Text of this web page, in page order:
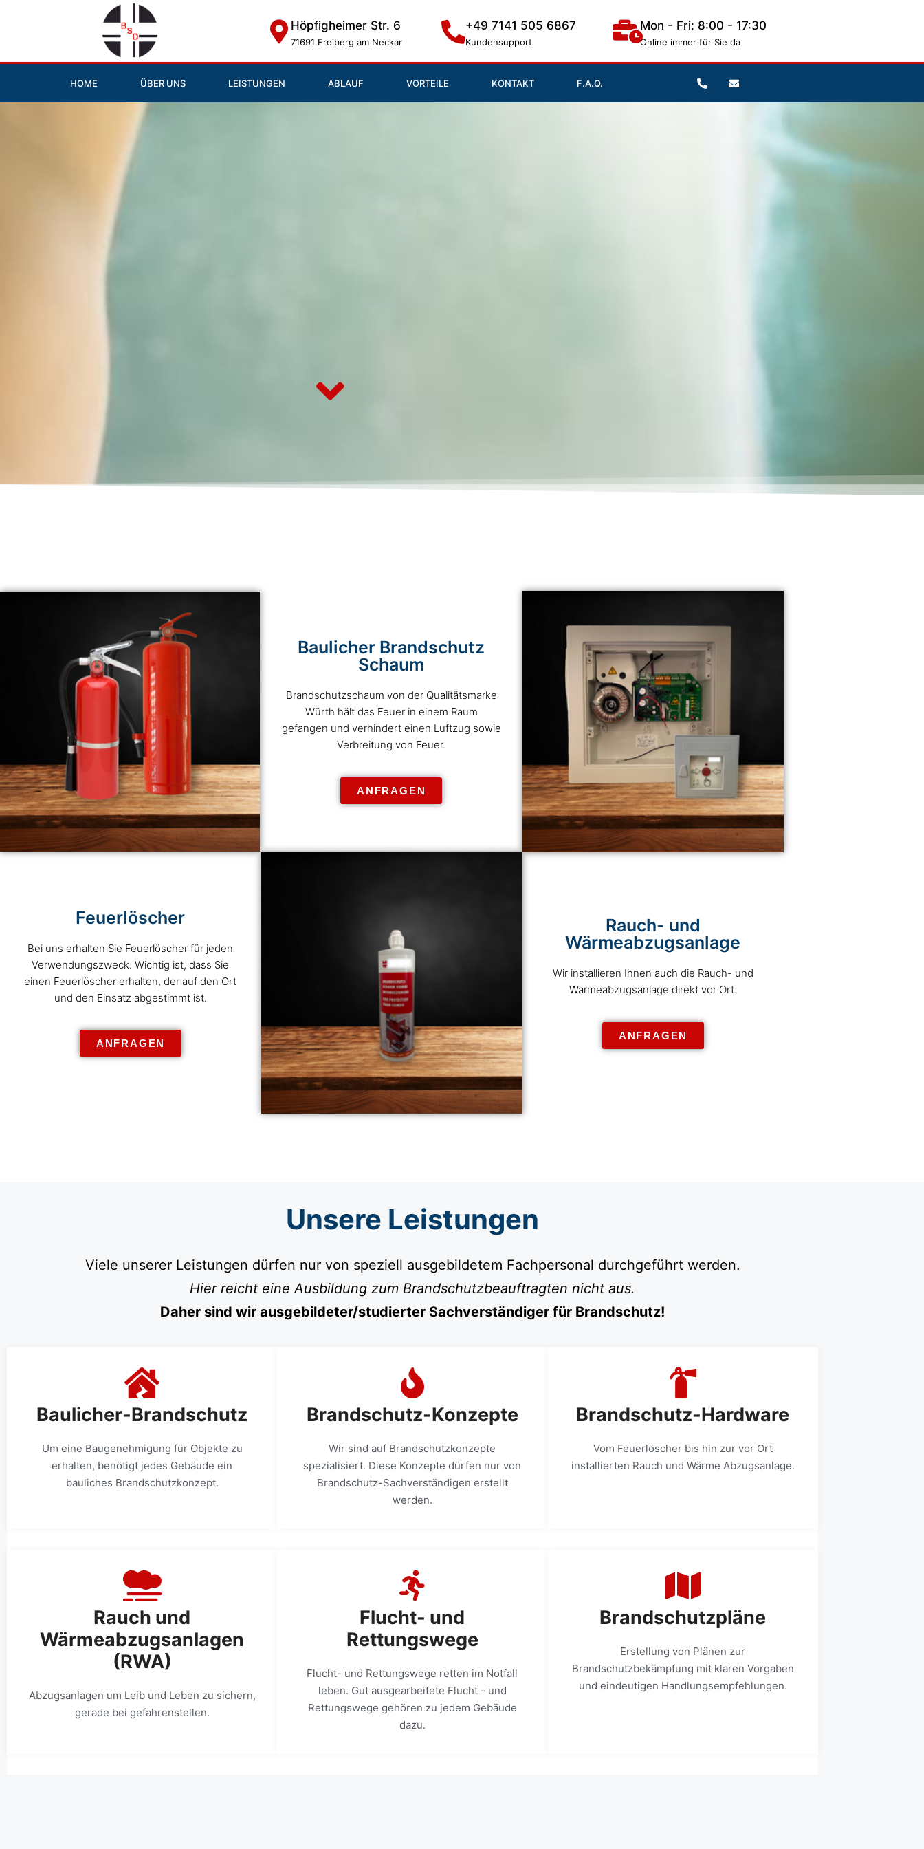
Höpfigheimer Str. 6
71691 Freiberg am Neckar
+49 7141 505 6867
Kundensupport
Mon - Fri: 8:00 - 17:30
Online immer für Sie da
HOME ÜBER UNS LEISTUNGEN ABLAUF VORTEILE KONTAKT F.A.Q.
Baulicher Brandschutz
Schaum
Brandschutzschaum von der Qualitätsmarke
Würth hält das Feuer in einem Raum
gefangen und verhindert einen Luftzug sowie
Verbreitung von Feuer.
ANFRAGEN
Feuerlöscher
Bei uns erhalten Sie Feuerlöscher für jeden
Verwendungszweck. Wichtig ist, dass Sie
einen Feuerlöscher erhalten, der auf den Ort
und den Einsatz abgestimmt ist.
ANFRAGEN
Rauch- und
Wärmeabzugsanlage
Wir installieren Ihnen auch die Rauch- und
Wärmeabzugsanlage direkt vor Ort.
ANFRAGEN
Unsere Leistungen
Viele unserer Leistungen dürfen nur von speziell ausgebildetem Fachpersonal durchgeführt werden.
Hier reicht eine Ausbildung zum Brandschutzbeauftragten nicht aus.
Daher sind wir ausgebildeter/studierter Sachverständiger für Brandschutz!
Baulicher-Brandschutz
Um eine Baugenehmigung für Objekte zu
erhalten, benötigt jedes Gebäude ein
bauliches Brandschutzkonzept.
Brandschutz-Konzepte
Wir sind auf Brandschutzkonzepte
spezialisiert. Diese Konzepte dürfen nur von
Brandschutz-Sachverständigen erstellt
werden.
Brandschutz-Hardware
Vom Feuerlöscher bis hin zur vor Ort
installierten Rauch und Wärme Abzugsanlage.
Rauch und
Wärmeabzugsanlagen
(RWA)
Abzugsanlagen um Leib und Leben zu sichern,
gerade bei gefahrenstellen.
Flucht- und
Rettungswege
Flucht- und Rettungswege retten im Notfall
leben. Gut ausgearbeitete Flucht - und
Rettungswege gehören zu jedem Gebäude
dazu.
Brandschutzpläne
Erstellung von Plänen zur
Brandschutzbekämpfung mit klaren Vorgaben
und eindeutigen Handlungsempfehlungen.